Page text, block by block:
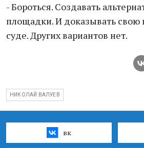
- Бороться. Создавать
площадки. И доказывать свою
суде. Других вариантов нет.
НИКОЛАЙ ВАЛУЕВ
вк